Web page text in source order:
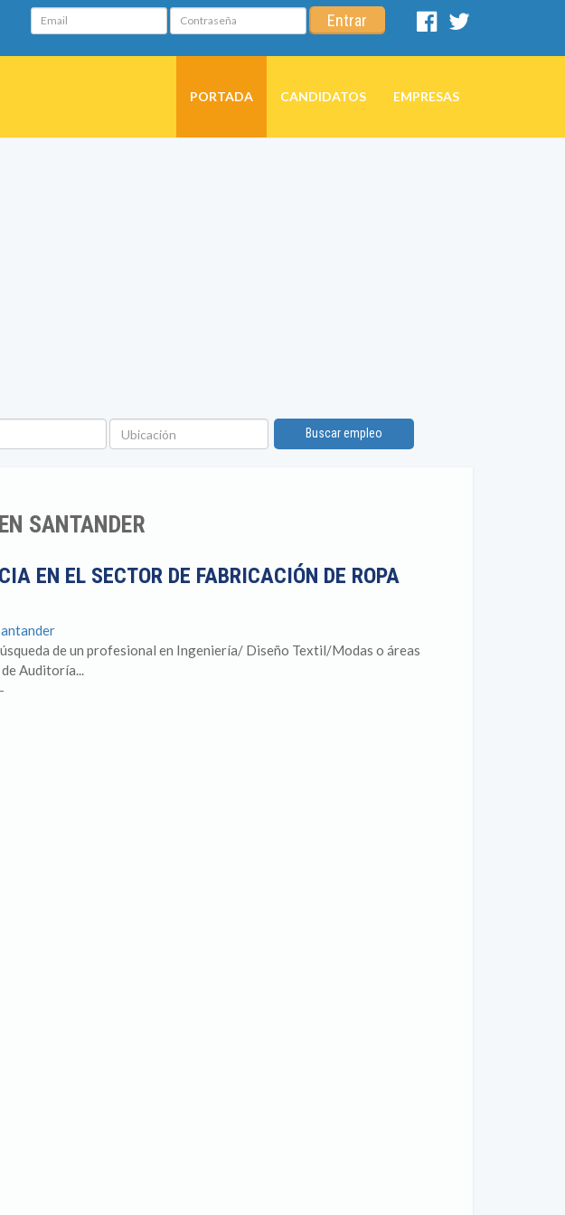
Email Contraseña Entrar
Facebook
PORTADA CANDIDATOS EMPRESAS
Ubicación
Buscar empleo
SANTANDER
EN EL SECTOR DE FABRICACIÓN DE ROPA
de un profesional en Ingeniería/ Diseño Textil/Modas o áreas
Auditoría...